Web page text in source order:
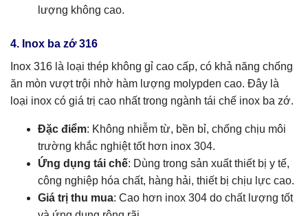
lượng không cao.
4. Inox ba zớ 316
Inox 316 là loại thép không gỉ cao cấp, có khả năng chống
ăn mòn vượt trội nhờ hàm lượng molypden cao. Đây là
loại inox có giá trị cao nhất trong ngành tái chế inox ba zớ.
Đặc điểm: Không nhiễm từ, bền bỉ, chống chịu môi
trường khắc nghiệt tốt hơn inox 304.
Ứng dụng tái chế: Dùng trong sản xuất thiết bị y tế,
công nghiệp hóa chất, hàng hải, thiết bị chịu lực cao.
Giá trị thu mua: Cao hơn inox 304 do chất lượng tốt